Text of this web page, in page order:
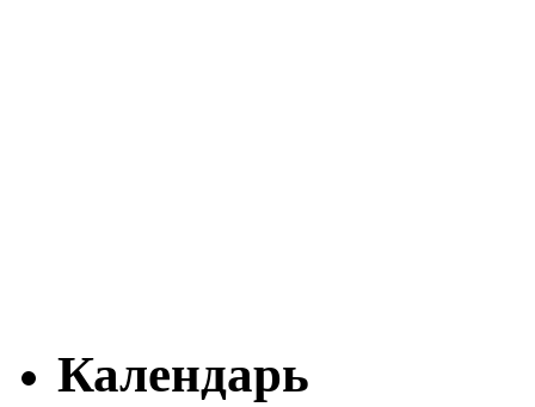
Календарь